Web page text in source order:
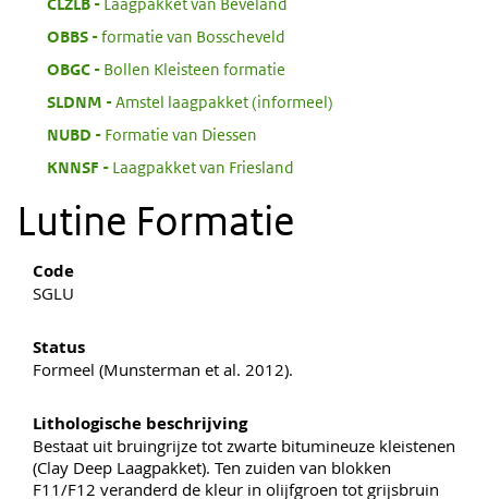
OBBS:
formatie van Bosscheveld
OBGC:
Bollen Kleisteen formatie
SLDNM
Amstel laagpakket (informeel)
NUBD
Formatie van Diessen
KNNSF
Laagpakket van Friesland
Lutine Formatie
Code
SGLU
Status
Formeel (Munsterman et al. 2012).
Lithologische beschrijving
Bestaat uit bruingrijze tot zwarte bitumineuze kleistenen
(Clay Deep Laagpakket). Ten zuiden van blokken
F11/F12 veranderd de kleur in olijfgroen tot grijsbruin